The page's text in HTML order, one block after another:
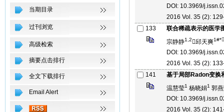
当期目录
过刊浏览
高级检索
摘要点击排行
全文下载排行
Email Alert
DOI: 10.3969/
2016 Vol. 35 (2):
133
联合稀疏表示的医学
宗静静1,2邱天爽1#*
DOI: 10.3969/
2016 Vol. 35 (2):
141
基于局部Radon变换
温慧莹1 杨晓娟1 郭
DOI: 10.3969/
2016 Vol. 35 (2):